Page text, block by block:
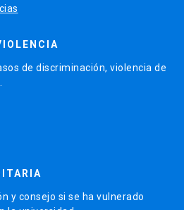
de discriminación, violencia de
y consejo si se ha vulnerado